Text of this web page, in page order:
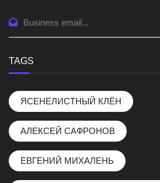
TAGS
ЯСЕНЕЛИСТНЫЙ КЛЁН
АЛЕКСЕЙ САФРОНОВ
ЕВГЕНИЙ МИХАЛЕНЬ